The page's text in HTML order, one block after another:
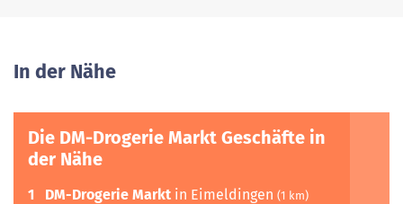
In der Nähe
Die DM-Drogerie Markt Geschäfte in
der Nähe
1 DM-Drogerie Markt in Eimeldingen (1 km)